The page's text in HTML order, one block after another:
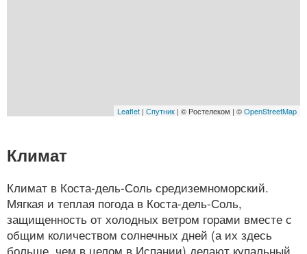
Leaflet | Спутник | © Ростелеком | ©OpenStreetMap
Климат
Климат в Коста-дель-Соль средиземноморский.
Мягкая и теплая погода в Коста-дель-Соль,
защищенность от холодных ветром горами вместе с
общим количеством солнечных дней (а их здесь
больше, чем в целом в Испании) делают купальный